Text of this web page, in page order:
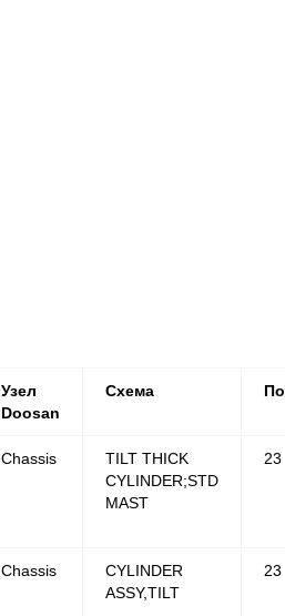
Узел
Doosan
Схема
Chassis
TILT THICK
CYLINDER;STD
MAST
23
Chassis
CYLINDER
ASSY,TILT
23